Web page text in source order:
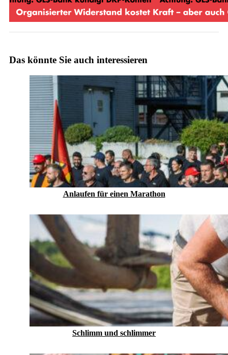
Das könnte Sie auch interessieren
Anlaufen für einen Marathon
Schlimm und schlimmer